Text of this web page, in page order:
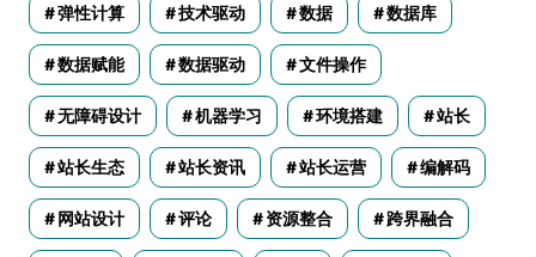
弹性计算 技术驱动 数据 数据库
数据赋能 数据驱动 文件操作
无障碍设计 机器学习 环境搭建 站长
站长生态 站长资讯 站长运营 编解码
网站设计 评论 资源整合 跨界融合